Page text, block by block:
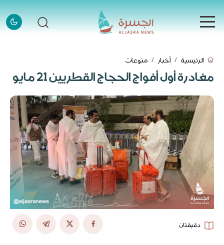
الرئيسية
الأخبار
الأخبار
إنفوجرافيك
إنفوجرافيك
قصص
قصص
فيديو
فيديو
قادة وملهمون
قادة وملهمون
اتصل بنا
اتصل بنا
الرئيسية أخبار منوعات
مغادرة أول أفواج الحجاج القطريين 21 مايو
دقيقتان